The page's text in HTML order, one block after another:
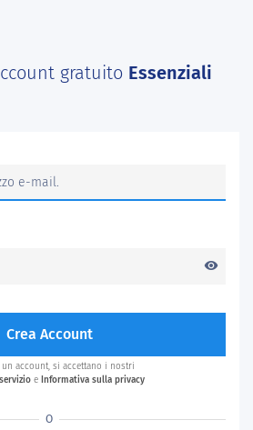
gratuito Essenziali
visibility
Crea Account
un account, si accettano i nostri
e Informativa sulla privacy
O